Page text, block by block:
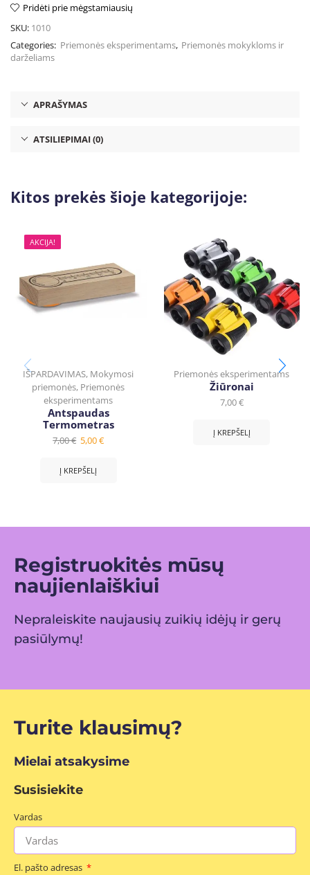
Pridėti prie mėgstamiausių
SKU: 1010
Categories: Priemonės eksperimentams, Priemonės mokykloms ir
darželiams
APRAŠYMAS
ATSILIEPIMAI (0)
Kitos prekės šioje kategorijoje:
AKCIJA!
IŠPARDAVIMAS, Mokymosi
priemonės, Priemonės
eksperimentams
Antspaudas
Termometras
7,00€ 5,00€
Į KREPŠELĮ
Priemonės eksperimentams
Žiūronai
7,00€
Į KREPŠELĮ
Registruokitės mūsų
naujienlaiškiui
Nepraleiskite naujausių zuikių idėjų ir gerų
pasiūlymų!
Turite klausimų?
Mielai atsakysime
Susisiekite
Vardas
El. pašto adresas